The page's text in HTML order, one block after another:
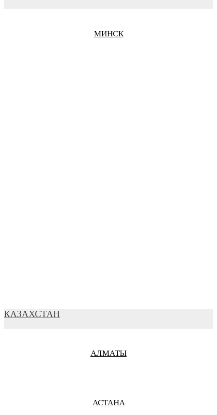
ВЛАДИКАВКАЗ
ВОЛГОГРАД
МИНСК
КАЗАХСТАН
АЛМАТЫ
АСТАНА